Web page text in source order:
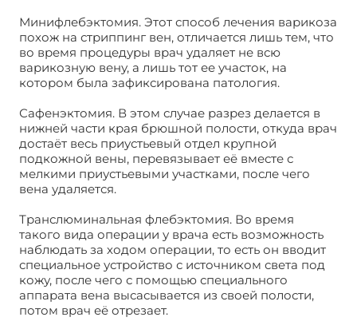
Минифлебэктомия. Этот способ лечения варикоза
похож на стриппинг вен, отличается лишь тем, что
во время процедуры врач удаляет не всю
варикозную вену, а лишь тот ее участок, на
котором была зафиксирована патология.
Сафенэктомия. В этом случае разрез делается в
нижней части края брюшной полости, откуда врач
достаёт весь приустьевый отдел крупной
подкожной вены, перевязывает её вместе с
мелкими приустьевыми участками, после чего
вена удаляется.
Транслюминальная флебэктомия. Во время
такого вида операции у врача есть возможность
наблюдать за ходом операции, то есть он вводит
специальное устройство с источником света под
кожу, после чего с помощью специального
аппарата вена высасывается из своей полости,
потом врач её отрезает.